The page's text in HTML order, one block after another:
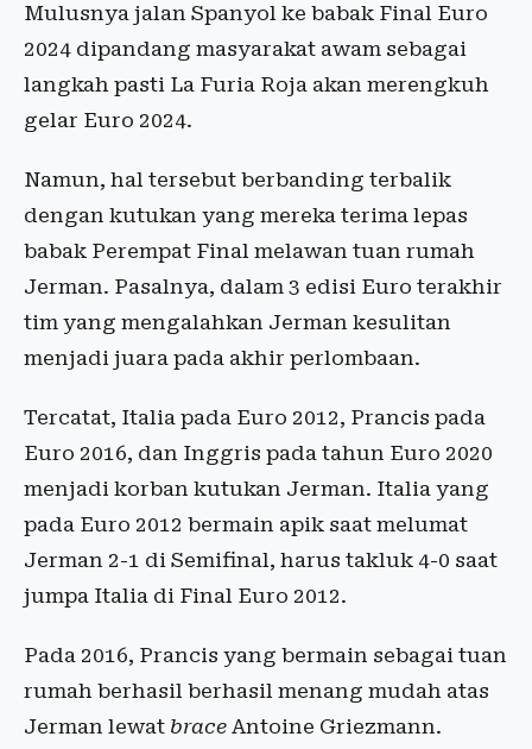
Mulusnya jalan Spanyol ke babak Final Euro
2024 dipandang masyarakat awam sebagai
langkah pasti La Furia Roja akan merengkuh
gelar Euro 2024.
Namun, hal tersebut berbanding terbalik
dengan kutukan yang mereka terima lepas
babak Perempat Final melawan tuan rumah
Jerman. Pasalnya, dalam 3 edisi Euro terakhir
tim yang mengalahkan Jerman kesulitan
menjadi juara pada akhir perlombaan.
Tercatat, Italia pada Euro 2012, Prancis pada
Euro 2016, dan Inggris pada tahun Euro 2020
menjadi korban kutukan Jerman. Italia yang
pada Euro 2012 bermain apik saat melumat
Jerman 2-1 di Semifinal, harus takluk 4-0 saat
jumpa Italia di Final Euro 2012.
Pada 2016, Prancis yang bermain sebagai tuan
rumah berhasil berhasil menang mudah atas
Jerman lewat brace Antoine Griezmann.